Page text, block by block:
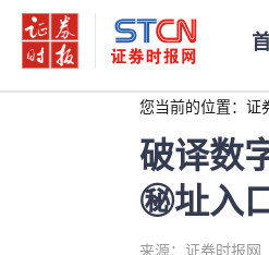
您当前的位置： 证
破译数
㊙️址入
来源：证券时报网